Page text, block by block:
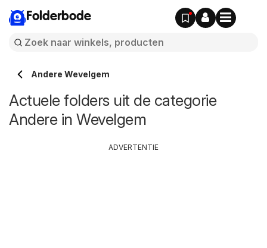
Folderbode
Andere Wevelgem
Actuele folders uit de categorie
Andere in Wevelgem
ADVERTENTIE